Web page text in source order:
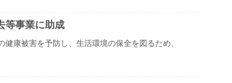
等事業に助成
康被害を予防し、生活環境の保全を図るため、